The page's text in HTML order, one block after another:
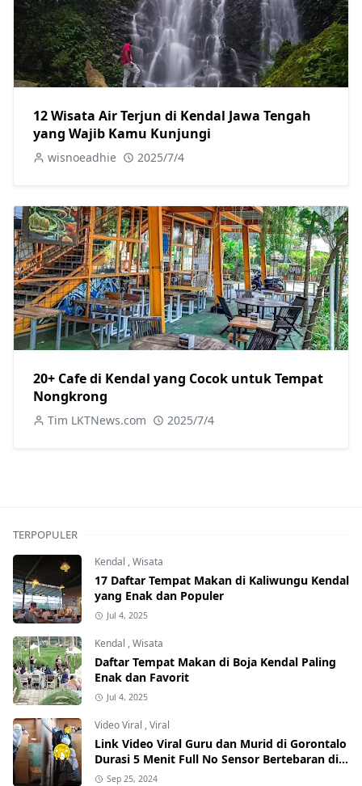
12 Wisata Air Terjun di Kendal Jawa Tengah
yang Wajib Kamu Kunjungi
wisnoeadhie 2025/7/4
20+ Cafe di Kendal yang Cocok untuk Tempat
Nongkrong
Tim LKTNews.com 2025/7/4
TERPOPULER
Kendal ,Wisata
17 Daftar Tempat Makan di Kaliwungu Kendal
yang Enak dan Populer
Jul 4, 2025
Kendal ,Wisata
Daftar Tempat Makan di Boja Kendal Paling
Enak dan Favorit
Jul 4, 2025
Video Viral ,Viral
Link Video Viral Guru dan Murid di Gorontalo
Durasi 5 Menit Full No Sensor Bertebaran di
Internet, Hati-Hati Phising!
Sep 25, 2024